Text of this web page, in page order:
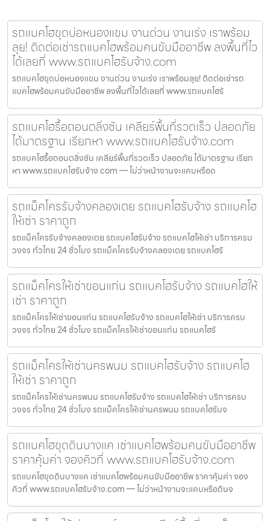
รถแบคโฮขุดบ่อหนองแขม งานด่วน งานเร่ง เราพร้อม
ลุย! ติดต่อเช่ารถแบคโฮพร้อมคนขับมืออาชีพ ลงพื้นที่ไว
ได้เลยที่ www.รถแบคโฮรับจ้าง.com
รถแบคโฮขุดบ่อหนองแขม งานด่วน งานเร่ง เราพร้อมลุย! ติดต่อเช่ารถ
แบคโฮพร้อมคนขับมืออาชีพ ลงพื้นที่ไวได้เลยที่ www.รถแบคโฮรั
รถแบคโฮรื้อถอนตลิ่งชัน เคลียร์พื้นที่รวดเร็ว ปลอดภัย
ได้มาตรฐาน เรียกหา www.รถแบคโฮรับจ้าง.com
รถแบคโฮรื้อถอนตลิ่งชัน เคลียร์พื้นที่รวดเร็ว ปลอดภัย ได้มาตรฐาน เรียก
หา www.รถแบคโฮรับจ้าง.com — ไม่ว่าหน้างานจะแคบหรือด
รถแม็คโครรับจ้างคลองเตย รถแบคโฮรับจ้าง รถแบคโฮ
ให้เช่า ราคาถูก
รถแม็คโครรับจ้างคลองเตย รถแบคโฮรับจ้าง รถแบคโฮให้เช่า บริการครบ
วงจร ทั่วไทย 24 ชั่วโมง รถแม็คโครรับจ้างคลองเตย รถแบคโฮรั
รถแม็คโครให้เช่าขอนแก่น รถแบคโฮรับจ้าง รถแบคโฮให้
เช่า ราคาถูก
รถแม็คโครให้เช่าขอนแก่น รถแบคโฮรับจ้าง รถแบคโฮให้เช่า บริการครบ
วงจร ทั่วไทย 24 ชั่วโมง รถแม็คโครให้เช่าขอนแก่น รถแบคโฮรั
รถแม็คโครให้เช่านครพนม รถแบคโฮรับจ้าง รถแบคโฮ
ให้เช่า ราคาถูก
รถแม็คโครให้เช่านครพนม รถแบคโฮรับจ้าง รถแบคโฮให้เช่า บริการครบ
วงจร ทั่วไทย 24 ชั่วโมง รถแม็คโครให้เช่านครพนม รถแบคโฮรับจ
รถแบคโฮขุดดินบางแค เช่าแบคโฮพร้อมคนขับมืออาชีพ
ราคาคุ้มค่า จองคิวที่ www.รถแบคโฮรับจ้าง.com
รถแบคโฮขุดดินบางแค เช่าแบคโฮพร้อมคนขับมืออาชีพ ราคาคุ้มค่า จอง
คิวที่ www.รถแบคโฮรับจ้าง.com — ไม่ว่าหน้างานจะแคบหรือดินจ